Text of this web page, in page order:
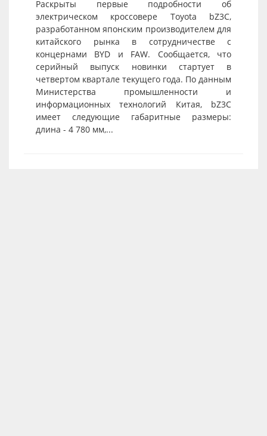
Раскрыты первые подробности об
электрическом кроссовере Toyota bZ3C,
разработанном японским производителем для
китайского рынка в сотрудничестве с
концернами BYD и FAW. Сообщается, что
серийный выпуск новинки стартует в
четвертом квартале текущего года. По данным
Министерства промышленности и
информационных технологий Китая, bZ3C
имеет следующие габаритные размеры:
длина - 4 780 мм,...